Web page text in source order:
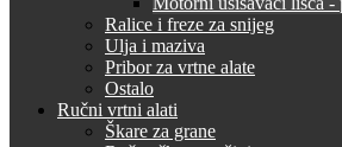
Ralice i freze za snijeg
Ulja i maziva
Pribor za vrtne alate
Ostalo
Ručni vrtni alati
Škare za grane